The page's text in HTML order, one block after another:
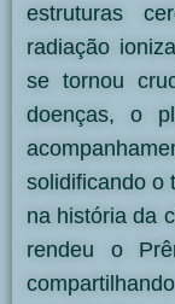
estruturas
radiação
se tornou
doenças, o
solidificando o
na história da
rendeu o